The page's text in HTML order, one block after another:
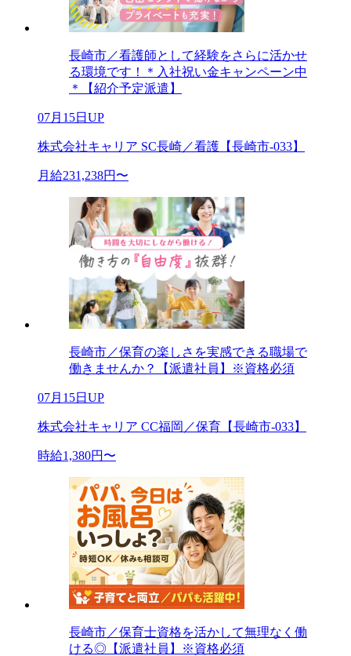
長崎市／看護師として経験をさらに活かせ
る環境です！＊入社祝い金キャンペーン中
＊【紹介予定派遣】
07月15日UP
株式会社キャリア SC長崎／看護【長崎市-033】
月給231,238円〜
長崎市／保育の楽しさを実感できる職場で
働きませんか？【派遣社員】※資格必須
07月15日UP
株式会社キャリア CC福岡／保育【長崎市-033】
時給1,380円〜
長崎市／保育士資格を活かして無理なく働
ける◎【派遣社員】※資格必須